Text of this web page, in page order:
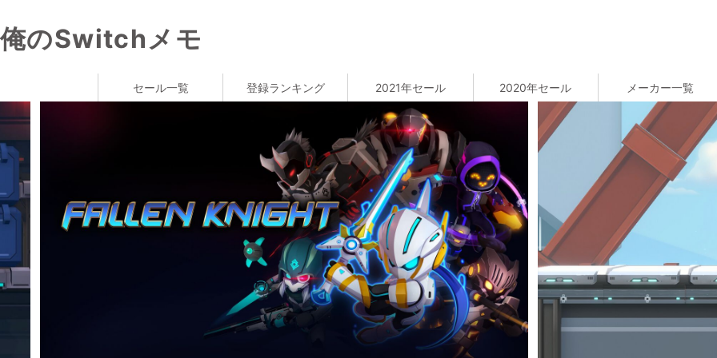
俺のSwitchメモ
セール一覧 登録ランキング 2021年セール 2020年セール メーカー一覧